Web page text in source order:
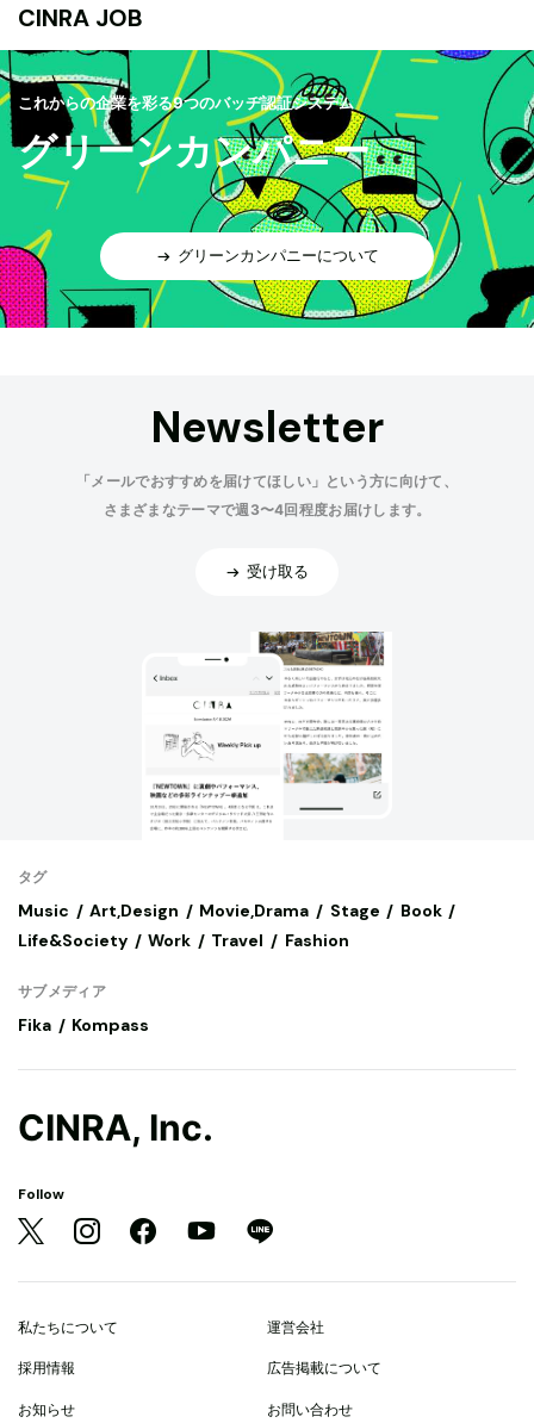
CINRA JOB
これからの企業を彩る9つのバッヂ認証システム
グリーンカンパニー
グリーンカンパニーについて
Newsletter
「メールでおすすめを届けてほしい」という方に向けて、
さまざまなテーマで週3〜4回程度お届けします。
受け取る
タグ
Music Art,Design Movie,Drama Stage
Book
Life&Society
Work Travel Fashion
サブメディア
Fika Kompass
CINRA, Inc.
Follow
私たちについて 運営会社
採用情報 広告掲載について
お知らせ お問い合わせ